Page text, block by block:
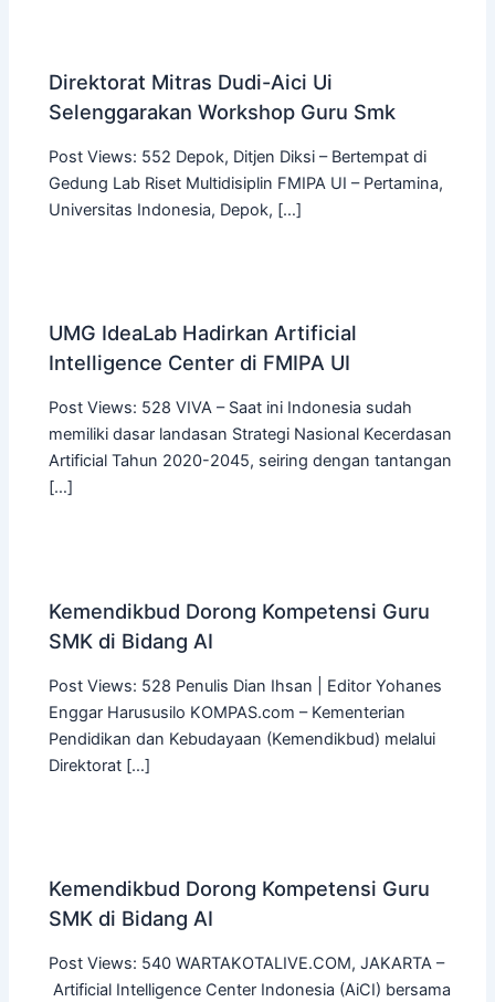
Direktorat Mitras Dudi-Aici Ui
Selenggarakan Workshop Guru Smk
Post Views: 552 Depok, Ditjen Diksi – Bertempat di
Gedung Lab Riset Multidisiplin FMIPA UI – Pertamina,
Universitas Indonesia, Depok, […]
UMG IdeaLab Hadirkan Artificial
Intelligence Center di FMIPA UI
Post Views: 528 VIVA – Saat ini Indonesia sudah
memiliki dasar landasan Strategi Nasional Kecerdasan
Artificial Tahun 2020-2045, seiring dengan tantangan
[…]
Kemendikbud Dorong Kompetensi Guru
SMK di Bidang AI
Post Views: 528 Penulis Dian Ihsan | Editor Yohanes
Enggar Harususilo KOMPAS.com – Kementerian
Pendidikan dan Kebudayaan (Kemendikbud) melalui
Direktorat […]
Kemendikbud Dorong Kompetensi Guru
SMK di Bidang AI
Post Views: 540 WARTAKOTALIVE.COM, JAKARTA –
Artificial Intelligence Center Indonesia (AiCI) bersama